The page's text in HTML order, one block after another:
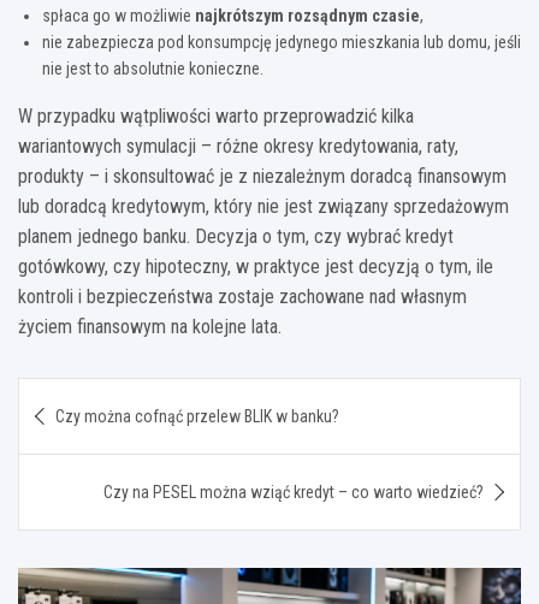
spłaca go w możliwie najkrótszym rozsądnym czasie,
nie zabezpiecza pod konsumpcję jedynego mieszkania lub domu, jeśli
nie jest to absolutnie konieczne.
W przypadku wątpliwości warto przeprowadzić kilka
wariantowych symulacji – różne okresy kredytowania, raty,
produkty – i skonsultować je z niezależnym doradcą finansowym
lub doradcą kredytowym, który nie jest związany sprzedażowym
planem jednego banku. Decyzja o tym, czy wybrać kredyt
gotówkowy, czy hipoteczny, w praktyce jest decyzją o tym, ile
kontroli i bezpieczeństwa zostaje zachowane nad własnym
życiem finansowym na kolejne lata.
wpisu
Czy można cofnąć przelew BLIK w banku?
Czy na PESEL można wziąć kredyt – co warto wiedzieć?